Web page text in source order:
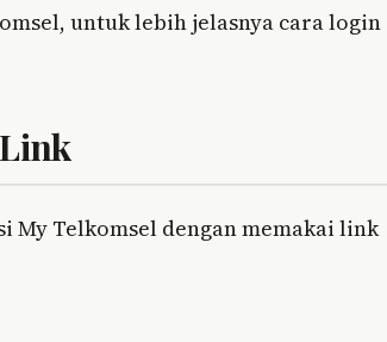
untuk lebih jelasnya cara login
My Telkomsel dengan memakai link